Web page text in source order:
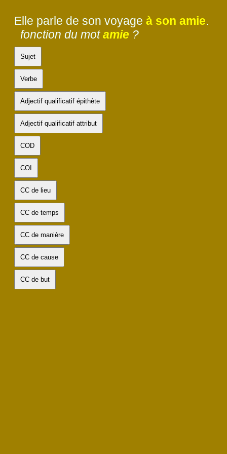
Elle parle de son voyage à son amie.
fonction du motamie ?
Sujet
Verbe
Adjectif qualificatif épithète
Adjectif qualificatif attribut
COD
COI
CC de lieu
CC de temps
CC de manière
CC de cause
CC de but